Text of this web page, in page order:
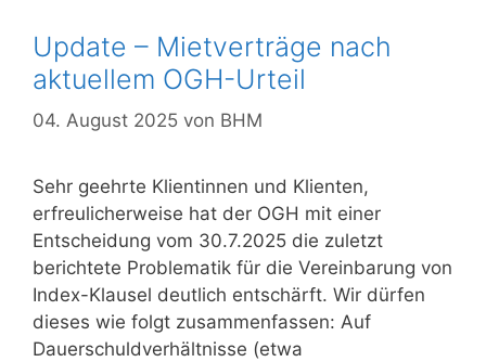
Update – Mietverträge nach
aktuellem OGH-Urteil
04. August 2025 von BHM
Sehr geehrte Klientinnen und Klienten,
erfreulicherweise hat der OGH mit einer
Entscheidung vom 30.7.2025 die zuletzt
berichtete Problematik für die Vereinbarung von
Index-Klausel deutlich entschärft. Wir dürfen
dieses wie folgt zusammenfassen: Auf
Dauerschuldverhältnisse (etwa